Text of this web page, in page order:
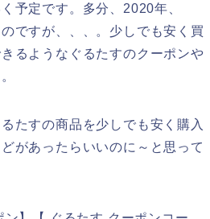
予定です。多分、2020年、
ですが、、、。少しでも安く買
るようなぐるたすのクーポンや
たすの商品を少しでも安く購入
があったらいいのに～と思って